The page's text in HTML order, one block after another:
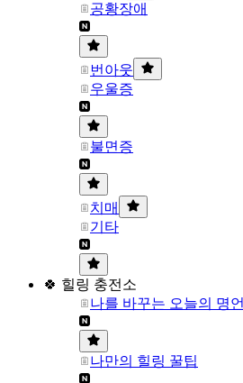
공황장애
번아웃
우울증
불면증
치매
기타
🍀 힐링 충전소
나를 바꾸는 오늘의 명언
나만의 힐링 꿀팁